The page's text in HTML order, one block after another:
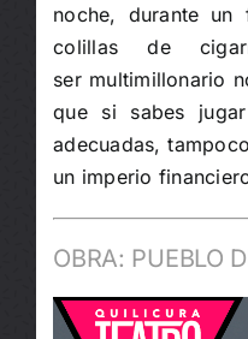
noche, durante un
colillas de
ser multimillonario
que si sabes
adecuadas,
un imperio
OBRA: PUEBLO